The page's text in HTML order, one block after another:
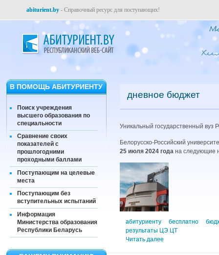
abiturient.by - Справочный ресурс для поступающих!
В ПОМОЩЬ АБИТУРИЕНТУ
Поиск учреждения
высшего образования по
специальности
Сравнение своих
показателей с
прошлогодними
проходными баллами
Поступающим на целевые
места
Поступающим без
вступительных испытаний
Информация
Министерства образования
Республики Беларусь
дневное бюджет
Уникальный государственный вуз
Белорусско-Российский
25 июля 2024 года на следующие
абитуриенту бесплатно
результаты ЦЭ ЦТ
Читать далее